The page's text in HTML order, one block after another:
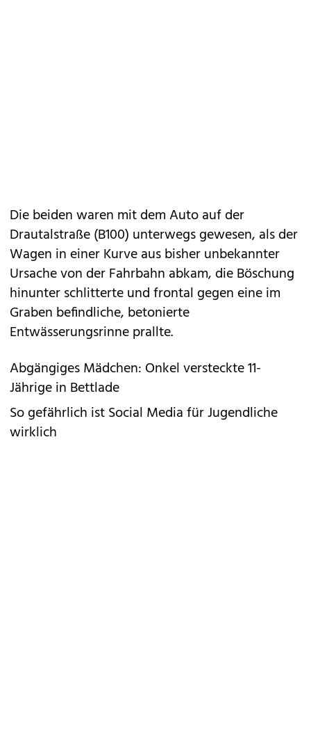
Die beiden waren mit dem Auto auf der
Drautalstraße (B100) unterwegs gewesen, als der
Wagen in einer Kurve aus bisher unbekannter
Ursache von der Fahrbahn abkam, die Böschung
hinunter schlitterte und frontal gegen eine im
Graben befindliche, betonierte
Entwässerungsrinne prallte.
Abgängiges Mädchen: Onkel versteckte 11-
Jährige in Bettlade
So gefährlich ist Social Media für Jugendliche
wirklich